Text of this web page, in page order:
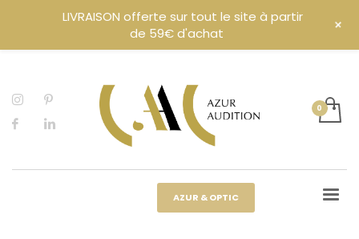
AZUR & OPTIC
LIVRAISON offerte sur tout le site à partir
de 59€ d'achat
+